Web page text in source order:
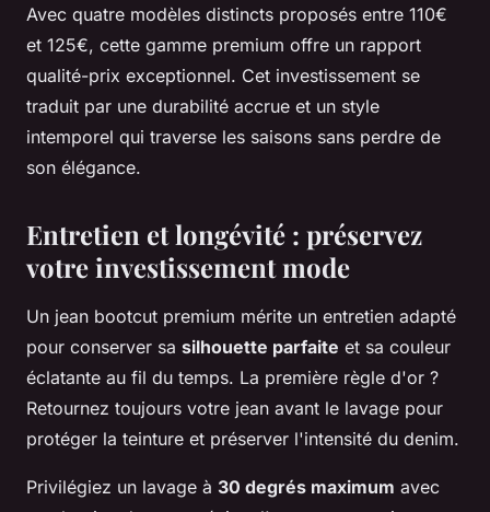
Avec quatre modèles distincts proposés entre 110€
et 125€, cette gamme premium offre un rapport
qualité-prix exceptionnel. Cet investissement se
traduit par une durabilité accrue et un style
intemporel qui traverse les saisons sans perdre de
son élégance.
Entretien et longévité : préservez
votre investissement mode
Un jean bootcut premium mérite un entretien adapté
pour conserver sa silhouette parfaite et sa couleur
éclatante au fil du temps. La première règle d'or ?
Retournez toujours votre jean avant le lavage pour
protéger la teinture et préserver l'intensité du denim.
Privilégiez un lavage à 30 degrés maximum avec